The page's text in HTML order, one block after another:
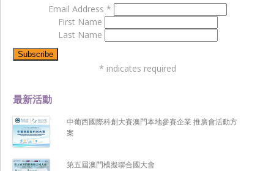
最新活動
中葡西國際科創大賽澳門本地參賽企業 推廣會活動方
案
第五屆澳門模擬聯合國大會
Email Address *
First Name
Last Name
* indicates required